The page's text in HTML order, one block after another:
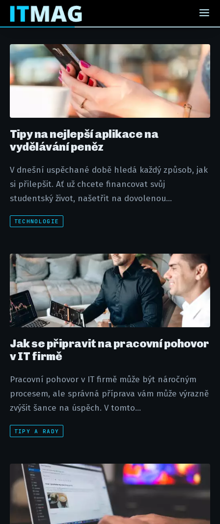
Tipy na nejlepší aplikace na
vydělávání peněz
V dnešní uspěchané době hledá každý způsob, jak
si přilepšit. Ať už chcete financovat svůj
studentský život, našetřit na dovolenou...
TECHNOLOGIE
Jak se připravit na pracovní pohovor
v IT firmě
Pracovní pohovor v IT firmě může být náročným
procesem, ale správná příprava vám může výrazně
zvýšit šance na úspěch. V tomto...
TIPY A RADY